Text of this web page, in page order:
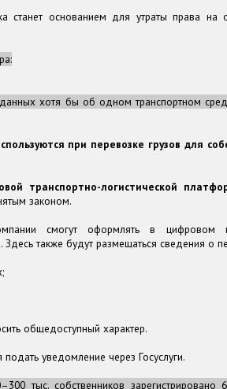
станет основанием для утраты права на
данных хотя бы об одном транспортном
при перевозке грузов для
транспортно-логистической
законом.
смогут оформлять в цифровом
также будут размещаться сведения о
общедоступный характер.
уведомление через Госуслуги.
тыс. собственников зарегистрировано